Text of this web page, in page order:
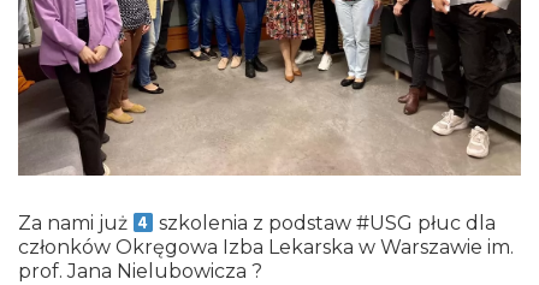
Za nami już
szkolenia z podstaw #USG płuc dla
członków Okręgowa Izba Lekarska w Warszawie im.
prof. Jana Nielubowicza ?